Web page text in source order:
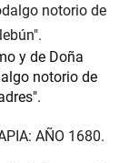
notorio de
y de Doña
notorio de
AÑO 1680.